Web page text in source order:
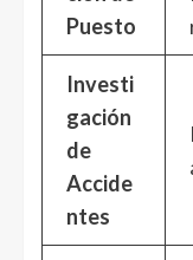
Puesto
Investi
gación
de
Accide
ntes